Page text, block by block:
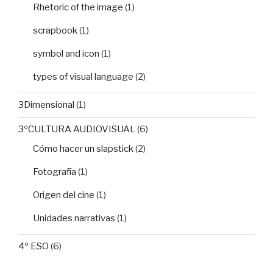
Rhetoric of the image (1)
scrapbook(1)
symbol and icon (1)
types of visual language (2)
3Dimensional (1)
3ºCULTURA AUDIOVISUAL(6)
Cómo hacer un slapstick(2)
Fotografía (1)
Origen del cine (1)
Unidades narrativas (1)
4º ESO (6)